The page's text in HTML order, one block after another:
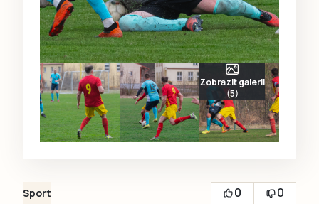
Zobrazit galerii
(5)
Sport 0
0